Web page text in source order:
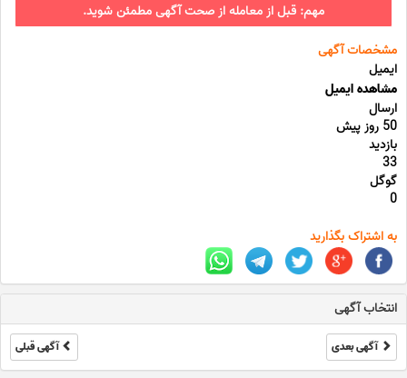
مهم: قبل از معامله از صحت آگهی مطمئن شوید.
مشخصات آگهی
ایمیل
مشاهده ایمیل
ارسال
50 روز پیش
بازدید
33
گوگل
0
به اشتراک بگذارید
انتخاب آگهی
آگهی بعدی آگهی قبلی